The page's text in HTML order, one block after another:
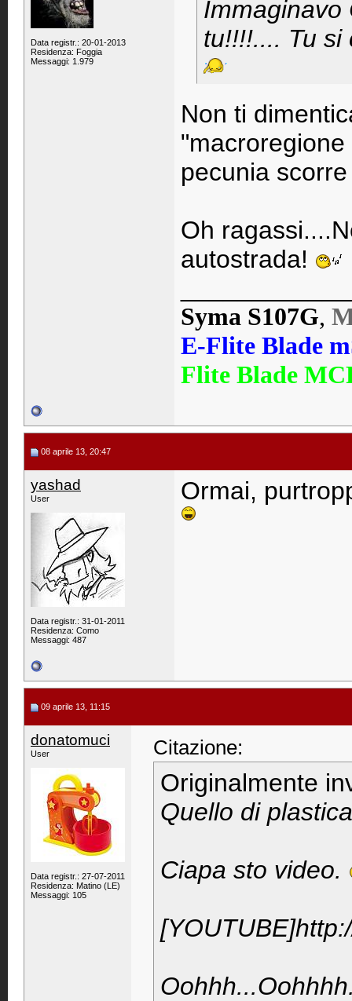
Data registr.: 20-01-2013
Residenza: Foggia
Messaggi: 1.979
Immaginavo
tu!!!!.... Tu si
Non ti
pecunia
Oh
autostrada!
Syma S107G,
E-Flite Blade
Flite Blade
08 aprile 13, 20:47
yashad
User
Data registr.: 31-01-2011
Residenza: Como
Messaggi: 487
Ormai,
09 aprile 13, 11:15
donatomuci
User
Data registr.: 27-07-2011
Residenza: Matino (LE)
Messaggi: 105
Citazione:
Originalmente
Quello di
Ciapa sto video.